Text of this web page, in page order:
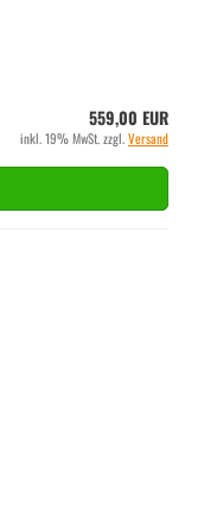
559,00 EUR
inkl. 19% MwSt. zzgl.Versand